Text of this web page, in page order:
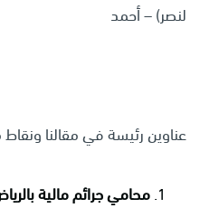
لنصر) – أحمد
عناوين رئيسة في مقالنا
محامي جرائم مالية